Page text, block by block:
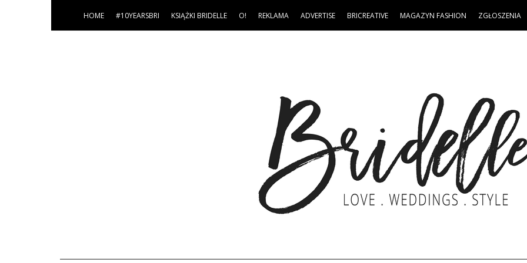
HOME #10YEARSBRI KSIĄŻKI BRIDELLE O! REKLAMA ADVERTISE BRICREATIVE MAGAZYN FASHION ZGŁOSZENIA